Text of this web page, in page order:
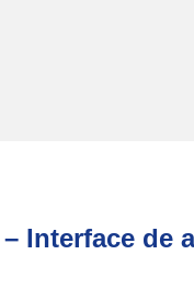
Interface de